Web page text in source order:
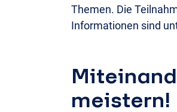
Themen. Die
Informationen sind
meistern!